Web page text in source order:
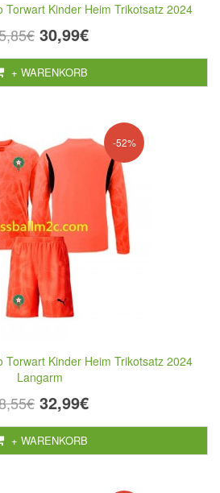
Torwart Kinder Heim Trikotsatz 2024
30,99€
+ WARENKORB
-52%
Torwart Kinder Heim Trikotsatz 2024
Langarm
32,99€
+ WARENKORB